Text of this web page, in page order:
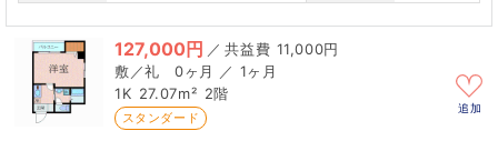
127,000円 ／
11,000円
0ヶ月 ／ 1ヶ月
1K 27.07m² 2階
スタンダード
追加